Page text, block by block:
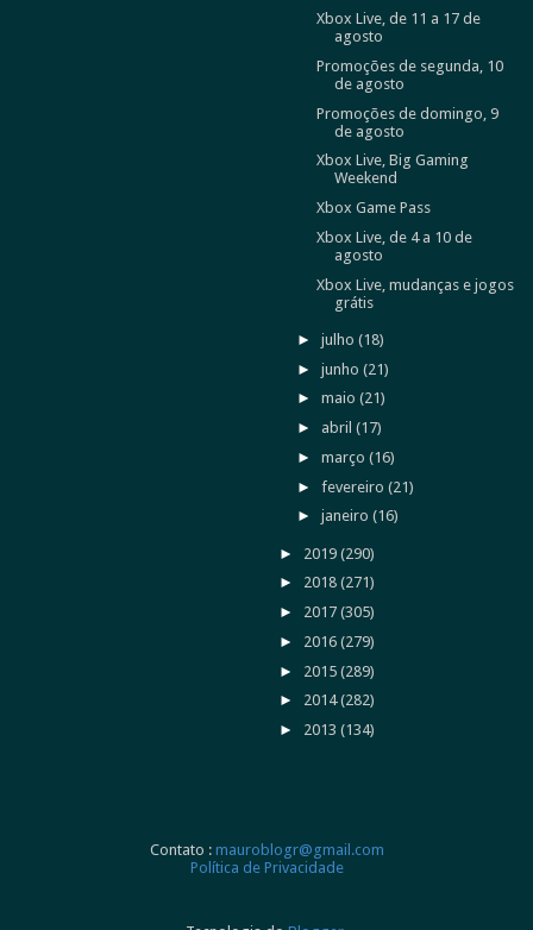
Xbox Live, de 11 a 17 de
agosto
Promoções de segunda, 10
de agosto
Promoções de domingo, 9
de agosto
Xbox Live, Big Gaming
Weekend
Xbox Game Pass
Xbox Live, de 4 a 10 de
agosto
Xbox Live, mudanças e jogos
grátis
►julho(18)
►junho(21)
►maio(21)
► abril(17)
►março(16)
►fevereiro(21)
►janeiro(16)
► 2019 (290)
► 2018 (271)
► 2017 (305)
► 2016 (279)
► 2015 (289)
► 2014(282)
► 2013 (134)
Contato : mauroblogr@gmail.com
Política de Privacidade